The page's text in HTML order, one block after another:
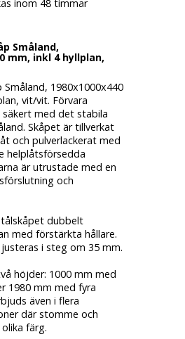
inom 48 timmar
Småland,
mm, inkl 4 hyllplan,
Småland, 1980x1000x440
vit/vit. Förvara
med det stabila
Skåpet är tillverkat
och pulverlackerat med
helplåtsförsedda
är utrustade med en
och
dubbelt
med förstärkta hållare.
i steg om 35 mm.
höjder: 1000 mm med
1980 mm med fyra
även i flera
där stomme och
färg.